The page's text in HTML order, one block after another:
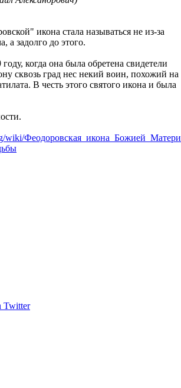
икона стала называться не из-за
а задолго до этого.
когда она была обретена свидетели
сквозь град нес некий воин, похожий на
В честь этого святого икона и была
wiki/Феодоровская_икона_Божией_Матери
Twitter